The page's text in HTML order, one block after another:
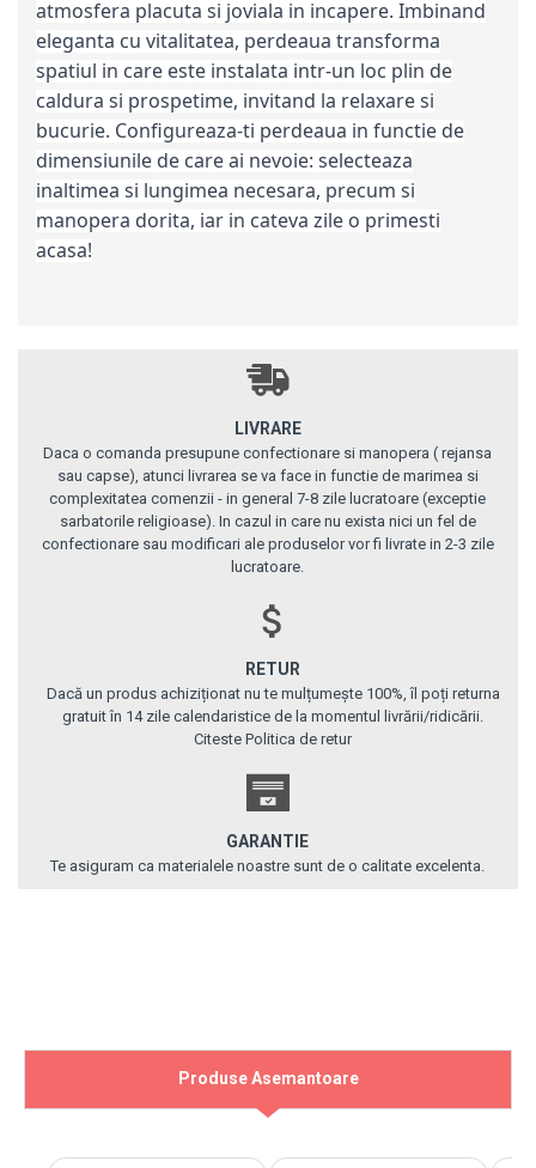
atmosfera placuta si joviala in incapere. Imbinand
eleganta cu vitalitatea, perdeaua transforma
spatiul in care este instalata intr-un loc plin de
caldura si prospetime, invitand la relaxare si
bucurie. Configureaza-ti perdeaua in functie de
dimensiunile de care ai nevoie: selecteaza
inaltimea si lungimea necesara, precum si
manopera dorita, iar in cateva zile o primesti
acasa!
LIVRARE
Daca o comanda presupune confectionare si manopera ( rejansa
sau capse), atunci livrarea se va face in functie de marimea si
complexitatea comenzii - in general 7-8 zile lucratoare (exceptie
sarbatorile religioase). In cazul in care nu exista nici un fel de
confectionare sau modificari ale produselor vor fi livrate in 2-3 zile
lucratoare.
RETUR
Dacă un produs achiziționat nu te mulțumește 100%, îl poți returna
gratuit în 14 zile calendaristice de la momentul livrării/ridicării.
Citeste Politica de retur
GARANTIE
Te asiguram ca materialele noastre sunt de o calitate excelenta.
Produse Asemantoare